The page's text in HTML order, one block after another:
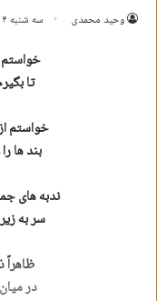
وحید محمدی سه شنبه ۱۴ اسفند ۱۳۹۷
خواستم
تا
خواستم
بند ها
ندبه های
سر به
ظاهراً
در